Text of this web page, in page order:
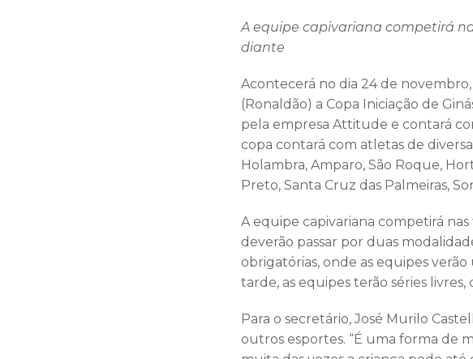
A equipe capivariana competirá
diante
Acontecerá no dia 24 de
(Ronaldão) a Copa Iniciação de
pela empresa Attitude e contará
copa contará com atletas de
Holambra, Amparo, São Roque,
Preto, Santa Cruz das Palmeiras,
A equipe capivariana competirá nas
deverão passar por duas
obrigatórias, onde as equipes
tarde, as equipes terão séries
Para o secretário, José Murilo
outros esportes. “É uma forma de